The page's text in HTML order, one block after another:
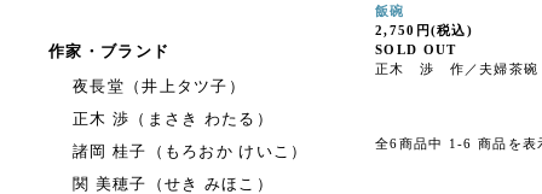
作家・ブランド
夜長堂（井上タツ子）
正木 渉（まさき わたる）
諸岡 桂子（もろおか けいこ）
関 美穂子（せき みほこ）
飯碗
2,750円(税込)
SOLD OUT
正木 渉 作／夫婦茶碗
全6商品中 1-6 商品を表